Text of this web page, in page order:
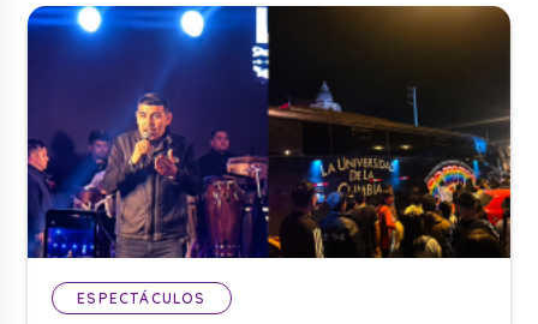
ESPECTÁCULOS